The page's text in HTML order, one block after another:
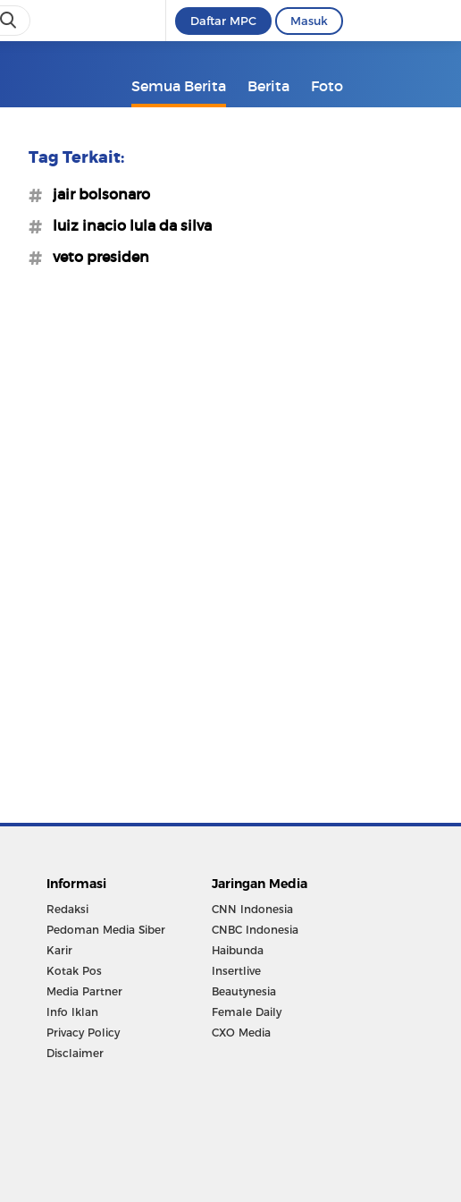
Daftar MPC Masuk
Semua Berita Berita Foto
Tag Terkait:
#jair bolsonaro
#luiz inacio lula da silva
#veto presiden
Informasi
Redaksi
Pedoman Media Siber
Karir
Kotak Pos
Media Partner
Info Iklan
Privacy Policy
Disclaimer
Jaringan Media
CNN Indonesia
CNBC Indonesia
Haibunda
Insertlive
Beautynesia
Female Daily
CXO Media